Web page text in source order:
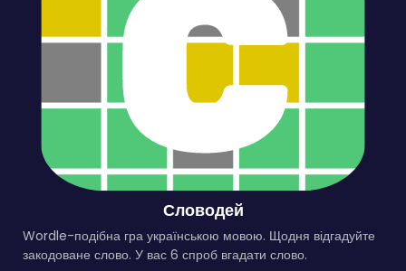
Словодей
Wordle-подібна гра українською мовою. Щодня відгадуйте
закодоване слово. У вас 6 спроб вгадати слово.